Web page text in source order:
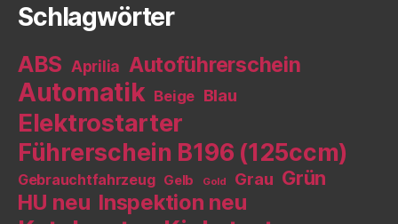
Schlagwörter
ABS Aprilia Autoführerschein
Automatik Beige Blau
Elektrostarter
Führerschein B196 (125ccm)
Gebrauchtfahrzeug Gelb Gold Grau Grün
HU neu Inspektion neu